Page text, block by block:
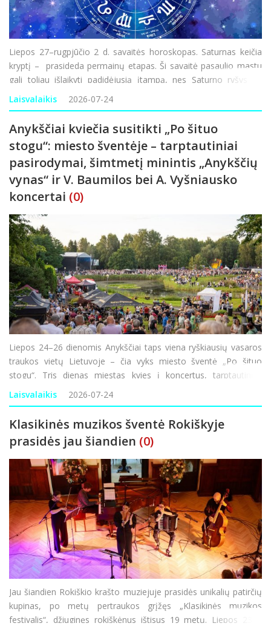
Liepos 27–rugpjūčio 2 d. savaitės horoskopas. Saturnas keičia
kryptį – prasideda permainų etapas. Ši savaitė pasaulio mastu
gali toliau išlaikyti padidėjusią įtampą, nes Saturno ryšys su
Marsu gali skatinti geopolitinius nesutarimus, saugumo,
logistikos ir ene
Laisvalaikis 2026-07-24
Anykščiai kviečia susitikti „Po šituo
stogu“: miesto šventėje – tarptautiniai
pasirodymai, šimtmetį minintis „Anykščių
vynas“ ir V. Baumilos bei A. Vyšniausko
koncertai (0)
Liepos 24–26 dienomis Anykščiai taps viena ryškiausių vasaros
traukos vietų Lietuvoje – čia vyks miesto šventė „Po šituo
stogu“. Tris dienas miestas kvies į koncertus, tarptautinius
pasirodymus, floristinių kilimų ekspoziciją, muges, spektaklius, s
Laisvalaikis 2026-07-24
Klasikinės muzikos šventė Rokiškyje
prasidės jau šiandien (0)
Jau šiandien Rokiškio krašto muziejuje prasidės unikalių patirčių
kupinas, po metų pertraukos grįžęs „Klasikinės muzikos
festivalis“, džiuginęs rokiškėnus ištisus 19 metų. Liepos 23 –